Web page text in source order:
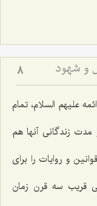
و شهود 8
علیهم السلام، تمام
مدت زندگانی آنها هم
و روایات را برای
نخیر! حدود ٢٧٠سال یعنی قریب سه قرن زمان